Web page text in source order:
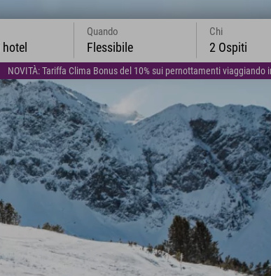
NOVITÀ: Tariffa Clima Bonus del 10% sui pernottamenti viaggiando
Quando
Flessibile
Chi
2 Ospiti